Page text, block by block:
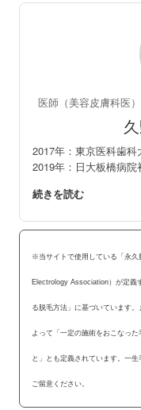
医師（美容皮膚科医
2017年：東京医科歯
2019年：日大板橋病
※当サイトで使用している「永久
Electrology Association）が定義
る脱毛方法」に基づいています。
よって「一定の施術をおこなっ
と」とも定義されています。一
ご留意ください。